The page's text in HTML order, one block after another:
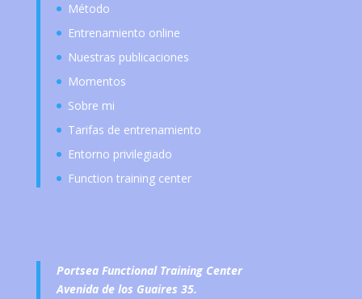
Método
Entrenamiento online
Nuestras publicaciones
Momentos
Sobre mi
Tarifas de entrenamiento
Entorno privilegiado
Function training center
Portsea Functional Training Center
Avenida de los Guaires 35.